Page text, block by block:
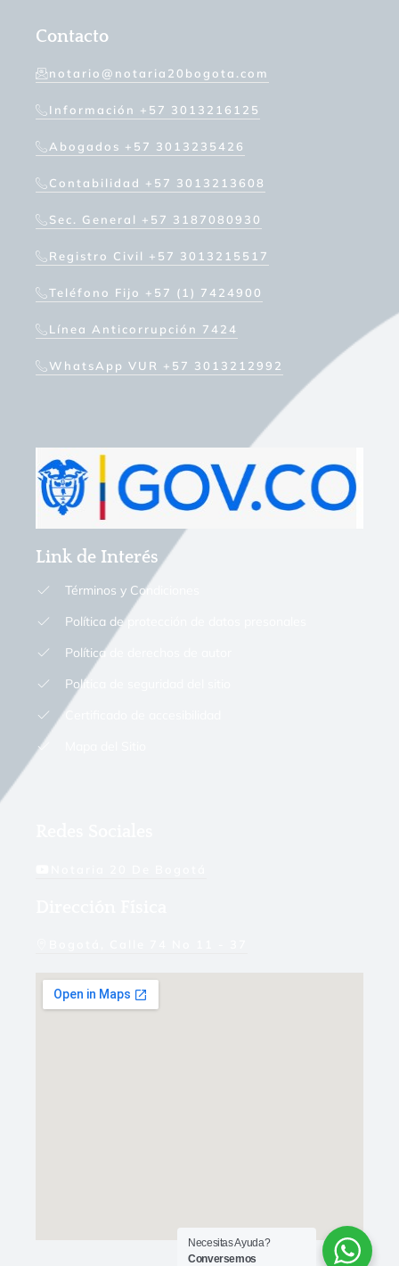
Contacto
notario@notaria20bogota.com
Información +57 3013216125
Abogados +57 3013235426
Contabilidad +57 3013213608
Sec. General +57 3187080930
Registro Civil +57 3013215517
Teléfono Fijo +57 (1) 7424900
Línea Anticorrupción 7424
WhatsApp VUR +57 3013212992
Link de Interés
Términos y Condiciones
Política de protección de datos presonales
Política de derechos de autor
Política de seguridad del sitio
Certificado de accesibilidad
Necesitas Ayuda?
Conversemos